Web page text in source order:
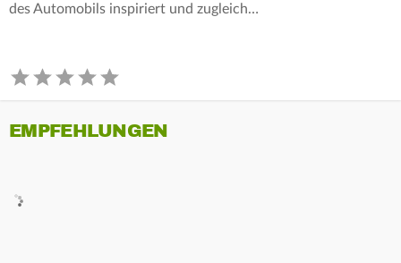
des Automobils inspiriert und zugleich…
EMPFEHLUNGEN